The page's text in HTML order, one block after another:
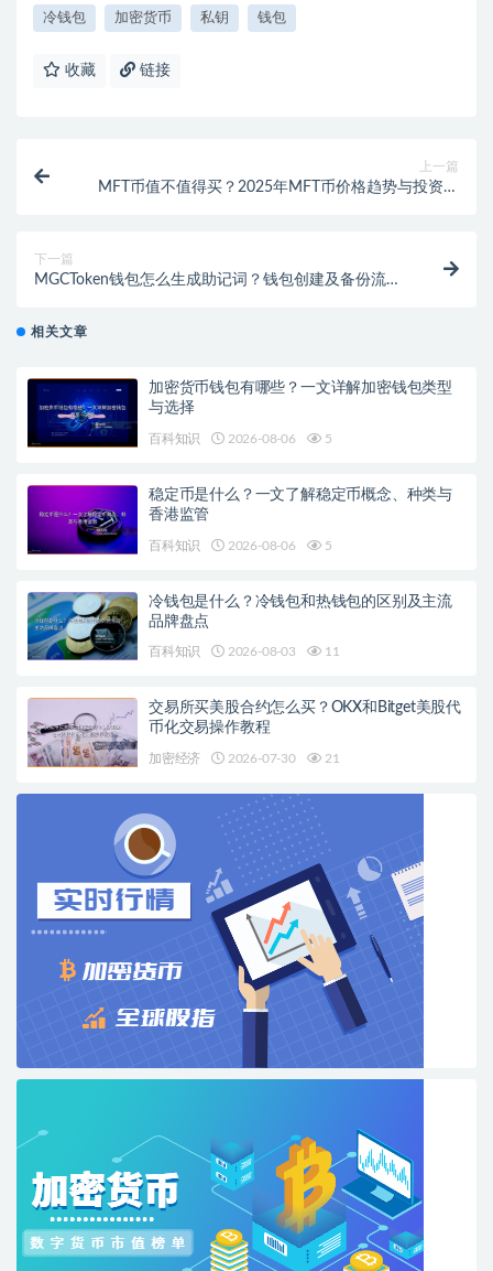
冷钱包 加密货币 私钥 钱包
收藏 链接
上一篇
MFT币值不值得买？2025年MFT币价格趋势与投资分
下一篇
MGCToken钱包怎么生成助记词？钱包创建及备份流程
相关文章
加密货币钱包有哪些？一文详解加密钱包类型
与选择
百科知识 2026-08-06 5
稳定币是什么？一文了解稳定币概念、种类与
香港监管
百科知识 2026-08-06 5
冷钱包是什么？冷钱包和热钱包的区别及主流
品牌盘点
百科知识 2026-08-03 11
交易所买美股合约怎么买？OKX和Bitget美股代
币化交易操作教程
加密经济 2026-07-30 21